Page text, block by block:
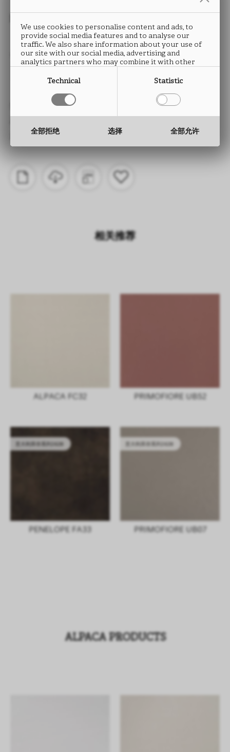
ALPACA
FD12
类型： ABS封边条
厚度： 0.5 至 2.0 mm
相关推荐
ALPACA FC32 PRIMOFIORE UB52
PENELOPE FA33 PRIMOFIORE UB07
ALPACA PRODUCTS
We use cookies to personalise content and ads, to
provide social media features and to analyse our
traffic. We also share information about your use of
our site with our social media, advertising and
analytics partners who may combine it with other
they have collected from your use of their services.
Technical Statistic
全部拒绝 选择 全部允许